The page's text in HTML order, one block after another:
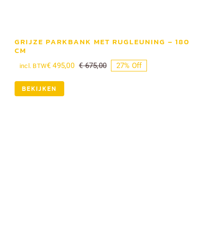
GRIJZE PARKBANK MET RUGLEUNING – 180
CM
€675,00Oorspronkelijke
€ 495,00
Huidige
incl. BTW 27% Off
BEKIJKEN